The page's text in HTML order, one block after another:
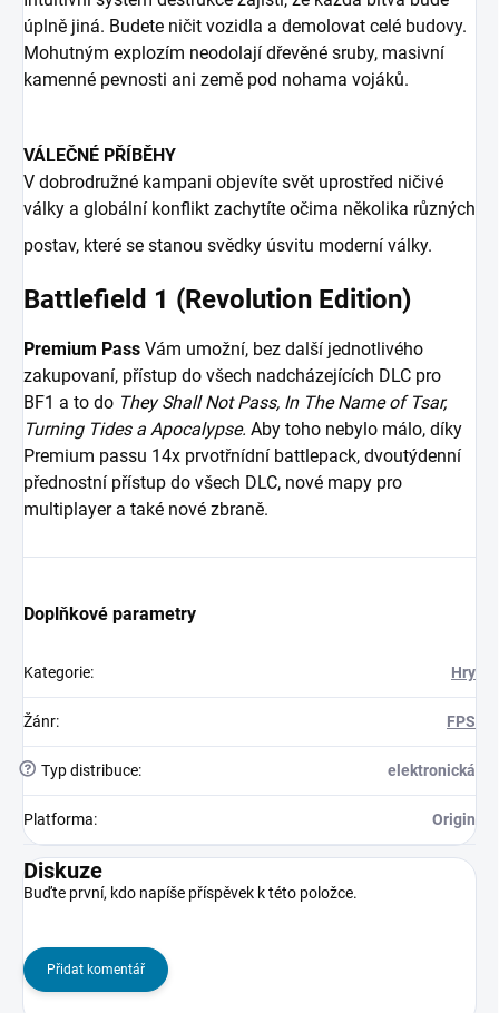
úplně jiná. Budete ničit vozidla a demolovat celé budovy.
Mohutným explozím neodolají dřevěné sruby, masivní
kamenné pevnosti ani země pod nohama vojáků.
VÁLEČNÉ PŘÍBĚHY
V dobrodružné kampani objevíte svět uprostřed ničivé
války a globální konflikt zachytíte očima několika různých
postav, které se stanou svědky úsvitu moderní války.
Battlefield 1 (Revolution Edition)
Premium Pass Vám umožní, bez další jednotlivého
zakupovaní, přístup do všech nadcházejících DLC pro
BF1 a to do They Shall Not Pass, In The Name of Tsar,
Turning Tides a Apocalypse. Aby toho nebylo málo, díky
Premium passu 14x prvotřnídní battlepack, dvoutýdenní
přednostní přístup do všech DLC, nové mapy pro
multiplayer a také nové zbraně.
Doplňkové parametry
Kategorie: Hry
Žánr: FPS
? Typ distribuce: elektronická
Platforma: Origin
Diskuze
Buďte první, kdo napíše příspěvek k této položce.
Přidat komentář